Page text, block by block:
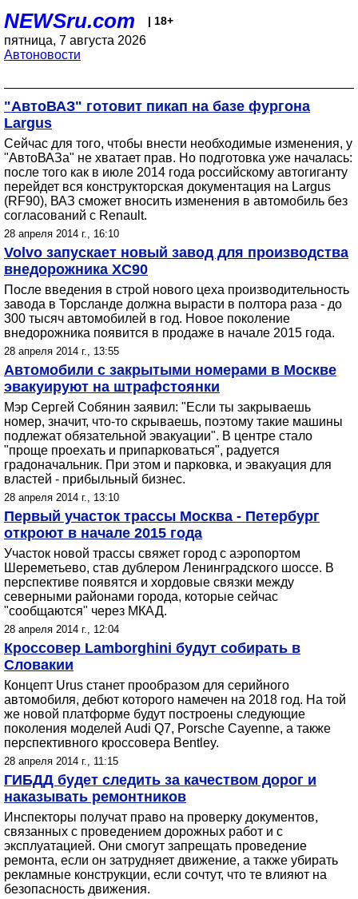
NEWSru.com | 18+
пятница, 7 августа 2026
Автоновости
"АвтоВАЗ" готовит пикап на базе фургона
Largus
Сейчас для того, чтобы внести необходимые изменения, у
"АвтоВАЗа" не хватает прав. Но подготовка уже началась:
после того как в июле 2014 года российскому автогиганту
перейдет вся конструкторская документация на Largus
(RF90), ВАЗ сможет вносить изменения в автомобиль без
согласований с Renault.
28 апреля 2014 г., 16:10
Volvo запускает новый завод для производства
внедорожника XC90
После введения в строй нового цеха производительность
завода в Торсланде должна вырасти в полтора раза - до
300 тысяч автомобилей в год. Новое поколение
внедорожника появится в продаже в начале 2015 года.
28 апреля 2014 г., 13:55
Автомобили с закрытыми номерами в Москве
эвакуируют на штрафстоянки
Мэр Сергей Собянин заявил: "Если ты закрываешь
номер, значит, что-то скрываешь, поэтому такие машины
подлежат обязательной эвакуации". В центре стало
"проще проехать и припарковаться", радуется
градоначальник. При этом и парковка, и эвакуация для
властей - прибыльный бизнес.
28 апреля 2014 г., 13:10
Первый участок трассы Москва - Петербург
откроют в начале 2015 года
Участок новой трассы свяжет город с аэропортом
Шереметьево, став дублером Ленинградского шоссе. В
перспективе появятся и хордовые связки между
северными районами города, которые сейчас
"сообщаются" через МКАД.
28 апреля 2014 г., 12:04
Кроссовер Lamborghini будут собирать в
Словакии
Концепт Urus станет прообразом для серийного
автомобиля, дебют которого намечен на 2018 год. На той
же новой платформе будут построены следующие
поколения моделей Audi Q7, Porsche Cayenne, а также
перспективного кроссовера Bentley.
28 апреля 2014 г., 11:15
ГИБДД будет следить за качеством дорог и
наказывать ремонтников
Инспекторы получат право на проверку документов,
связанных с проведением дорожных работ и с
эксплуатацией. Они смогут запрещать проведение
ремонта, если он затрудняет движение, а также убирать
рекламные конструкции, если сочтут, что те влияют на
безопасность движения.